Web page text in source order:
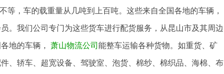
等，车的载重量从几吨到上百吨。这些来自全国各地的车辆，
。我们公司专门为这些货车进行配货服务，从昆山市及其周边
地的车辆， 萧山物流公司 能整车运输各种货物。如重货、矿
、轿车、超宽设备、驾驶室、泡货、棉纱、棉织品、海棉、布